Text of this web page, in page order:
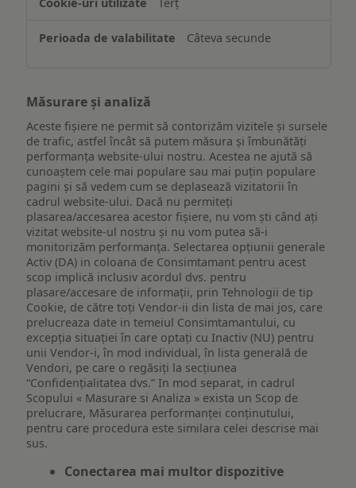
Terț
Câteva secunde
Măsurare și analiză
Aceste fișiere ne permit să contorizăm vizitele și sursele
de trafic, astfel încât să putem măsura și îmbunătăți
performanța website-ului nostru. Acestea ne ajută să
cunoaștem cele mai populare sau mai puțin populare
pagini și să vedem cum se deplasează vizitatorii în
cadrul website-ului. Dacă nu permiteți
plasarea/accesarea acestor fișiere, nu vom ști când ați
vizitat website-ul nostru și nu vom putea să-i
monitorizăm performanța. Selectarea opțiunii generale
Activ (DA) in coloana de Consimtamant pentru acest
scop implică inclusiv acordul dvs. pentru
plasare/accesare de informații, prin Tehnologii de tip
Cookie, de către toți Vendor-ii din lista de mai jos, care
prelucreaza date in temeiul Consimtamantului, cu
excepția situației în care optați cu Inactiv (NU) pentru
unii Vendor-i, în mod individual, în lista generală de
Vendori, pe care o regăsiți la secțiunea
“Confidențialitatea dvs.” In mod separat, in cadrul
Scopului « Masurare si Analiza » exista un Scop de
prelucrare, Măsurarea performanței conținutului,
pentru care procedura este similara celei descrise mai
sus.
Conectarea mai multor dispozitive